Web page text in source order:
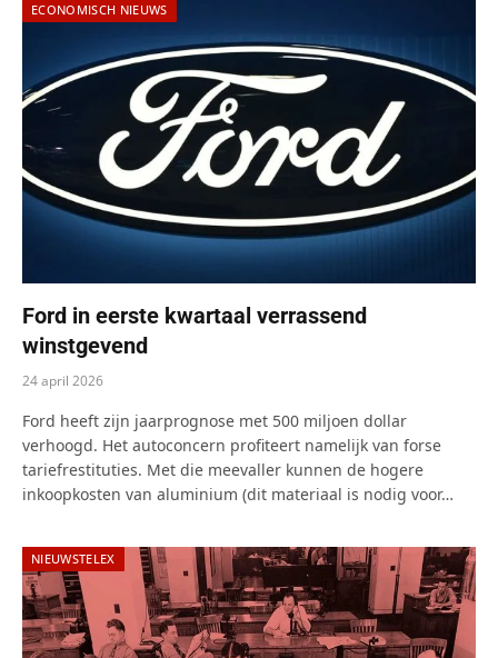
ECONOMISCH NIEUWS
Ford in eerste kwartaal verrassend
winstgevend
24 april 2026
Ford heeft zijn jaarprognose met 500 miljoen dollar
verhoogd. Het autoconcern profiteert namelijk van forse
tariefrestituties. Met die meevaller kunnen de hogere
inkoopkosten van aluminium (dit materiaal is nodig voor…
NIEUWSTELEX